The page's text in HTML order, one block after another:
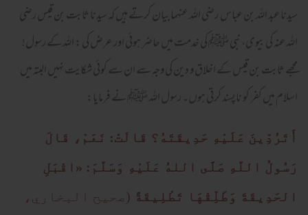
سیدنا عبد اللہ بن عباس رضی اللہ عنہما بیان کرتے ہیں کہ سیدنا ثابت بن قیس رضی
اللہ عنہ کی بیوی، نبی ﷺ کی خدمت میں حاضر ہوئی اور عرض کی : اللہ کے رسول!
مجھے ثابت بن قیس کے اخلاق و دین کی وجہ سے ان سے کوئی شکایت نہیں البتہ میں
اسلام میں کفر کو ناپسند کرتی ہوں۔ رسول اللہ ﷺ نے فرمایا:
أَتَرُدِّينَ عَلَيْهِ حَدِيقَتَهُ؟ قَالَتْ: نَعَمْ، قَالَ
رَسُولُ اللَّهِ صَلَّى اللهُ عَلَيْهِ وَسَلَّمَ: «اقْبَلِ
الحَدِيقَةَ وَطَلِّقْهَا تَطْلِيقَةً (صحيح البخاري،